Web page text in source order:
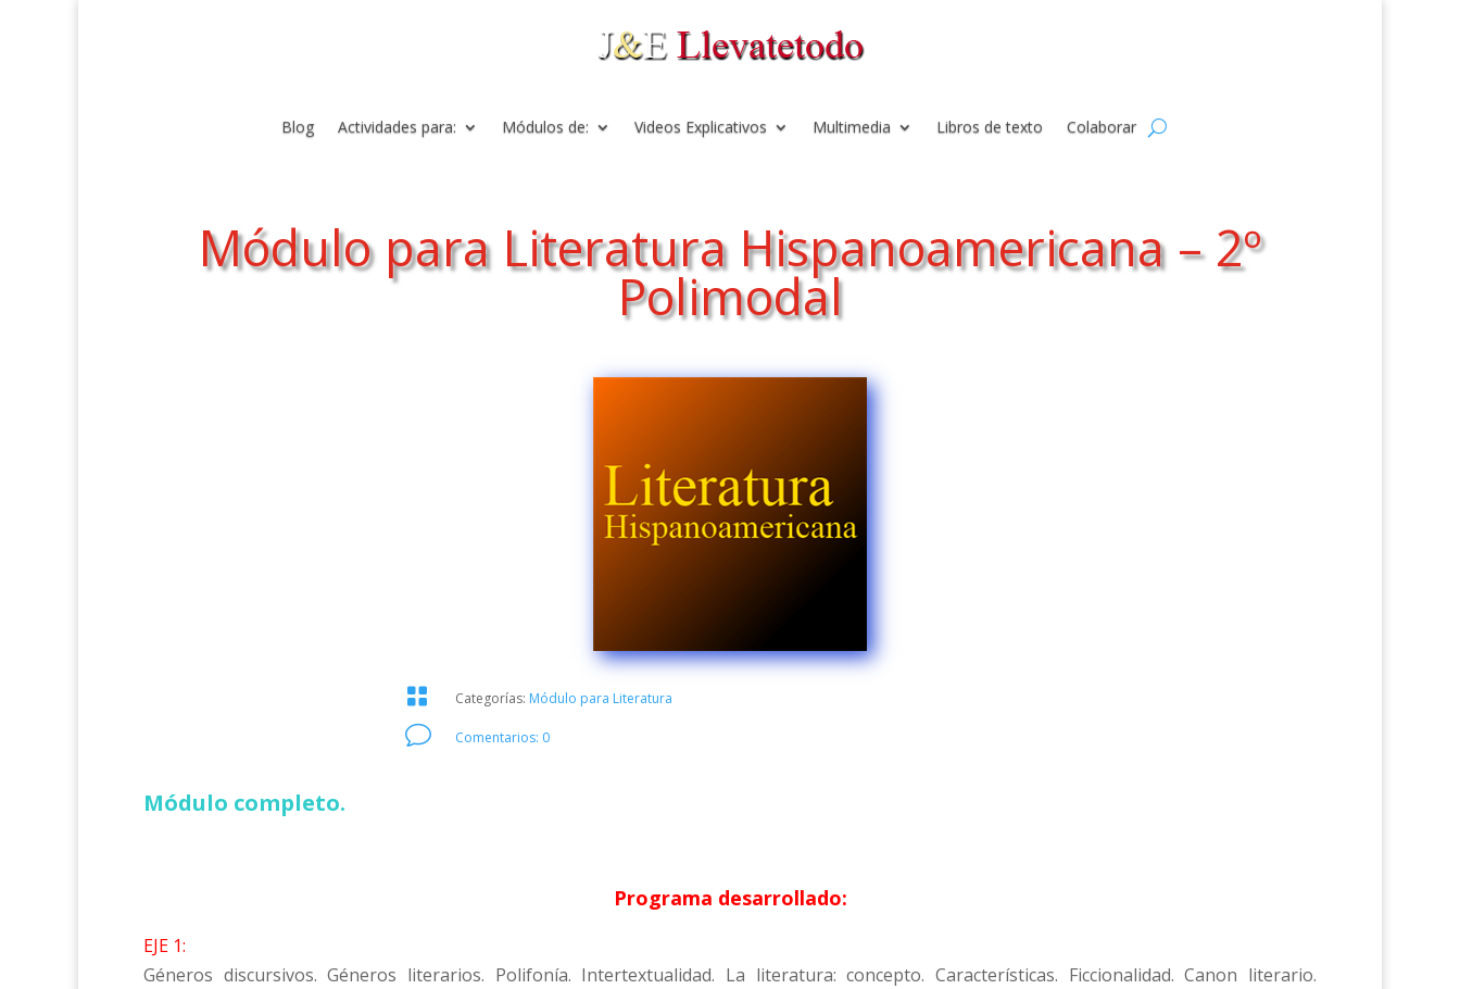
Blog Actividades para: Módulos de: Videos Explicativos Multimedia Libros de texto Colaborar
Módulo para Literatura Hispanoamericana – 2º
Polimodal
 Categorías: Módulo para Literatura
v Comentarios: 0
Módulo completo.
Programa desarrollado:
EJE 1:
Géneros discursivos. Géneros literarios. Polifonía. Intertextualidad. La literatura: concepto. Características. Ficcionalidad. Canon literario.